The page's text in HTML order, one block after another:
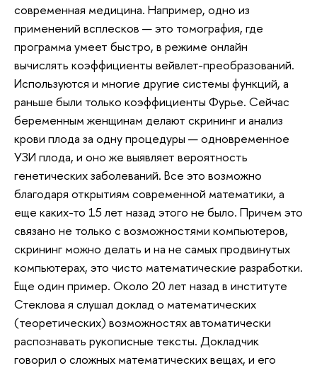
современная медицина. Например, одно из
применений всплесков — это томография, где
программа умеет быстро, в режиме онлайн
вычислять коэффициенты вейвлет-преобразований.
Используются и многие другие системы функций, а
раньше были только коэффициенты Фурье. Сейчас
беременным женщинам делают скрининг и анализ
крови плода за одну процедуры — одновременное
УЗИ плода, и оно же выявляет вероятность
генетических заболеваний. Все это возможно
благодаря открытиям современной математики, а
еще каких-то 15 лет назад этого не было. Причем это
связано не только с возможностями компьютеров,
скрининг можно делать и на не самых продвинутых
компьютерах, это чисто математические разработки.
Еще один пример. Около 20 лет назад в институте
Стеклова я слушал доклад о математических
(теоретических) возможностях автоматически
распознавать рукописные тексты. Докладчик
говорил о сложных математических вещах, и его